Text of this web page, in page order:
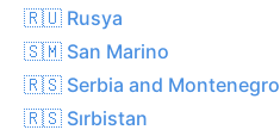
🇷🇺 Rusya
🇸🇲 San Marino
🇷🇸 Serbia and Montenegro
🇷🇸 Sırbistan